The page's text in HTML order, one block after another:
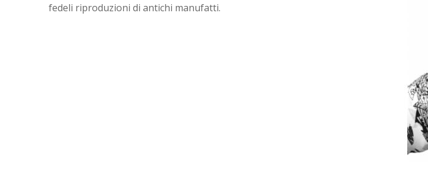
fedeli riproduzioni di antichi manufatti.